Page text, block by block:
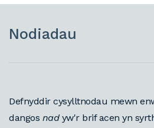
Nodiadau
Defnyddir cysylltnodau mewn
dangos nadyw'r brif acen yn